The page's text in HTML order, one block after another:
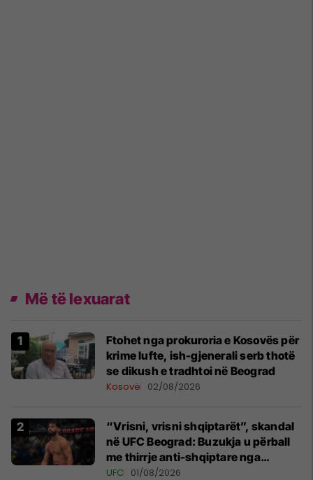
Më të lexuarat
Ftohet nga prokuroria e Kosovës për
krime lufte, ish-gjenerali serb thotë
se dikush e tradhtoi në Beograd
Kosovë 02/08/2026
“Vrisni, vrisni shqiptarët”, skandal
në UFC Beograd: Buzukja u përball
me thirrje anti-shqiptare nga
tribunat
UFC 01/08/2026